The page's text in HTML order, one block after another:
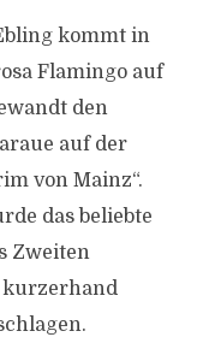
kommt in
Flamingo auf
den
auf der
von Mainz“.
das beliebte
Zweiten
kurzerhand